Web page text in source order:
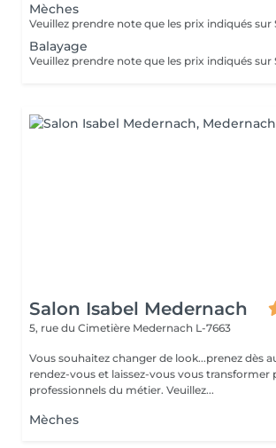
Mèches
Balayage
Salon Isabel Medernach
5, rue du Cimetière Medernach L-7663
Vous souhaitez changer de look...prenez dès
rendez-vous et laissez-vous vous transformer
professionnels du métier. Veuillez...
Mèches